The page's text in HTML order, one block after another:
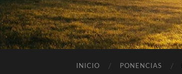
INICIO PONENCIAS